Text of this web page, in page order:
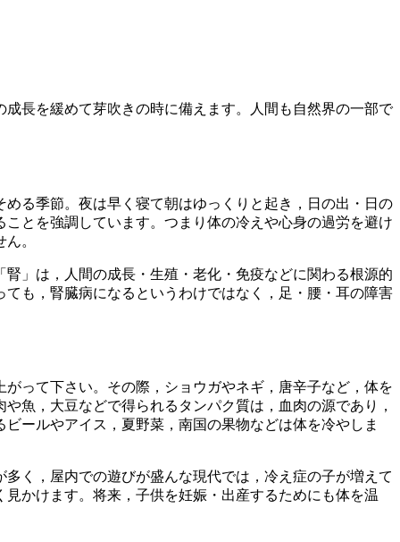
長を緩めて芽吹きの時に備えます。人間も自然界の一部で
る季節。夜は早く寝て朝はゆっくりと起き，日の出・日の
とを強調しています。つまり体の冷えや心身の過労を避け
。
」は，人間の成長・生殖・老化・免疫などに関わる根源的
も，腎臓病になるというわけではなく，足・腰・耳の障害
って下さい。その際，ショウガやネギ，唐辛子など，体を
魚，大豆などで得られるタンパク質は，血肉の源であり，
ールやアイス，夏野菜，南国の果物などは体を冷やしま
く，屋内での遊びが盛んな現代では，冷え症の子が増えて
かけます。将来，子供を妊娠・出産するためにも体を温